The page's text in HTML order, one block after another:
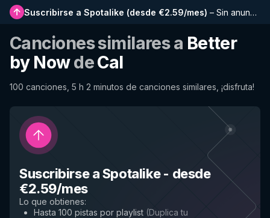
Suscribirse a Spotalike (desde €2.59/mes) – Sin anuncios, listas más largas, historial completo y acceso anticipado a nuevas funciones
Canciones similares a Better
by NowdeCal
100 canciones, 5 h 2 minutos de canciones similares, ¡disfruta!
Suscribirse a Spotalike- desde
€2.59/mes
Lo que obtienes:
Hasta 100 pistas por playlist (Duplica tu